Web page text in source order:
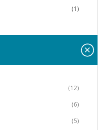
(1)
(12)
(6)
(5)